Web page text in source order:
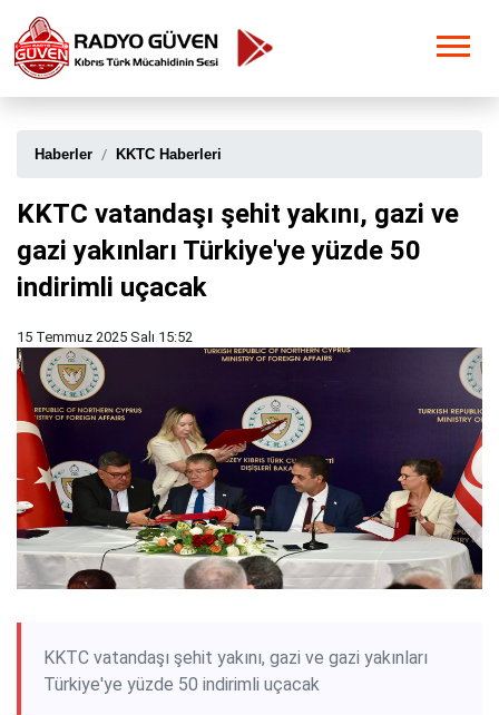
Haberler KKTC Haberleri
KKTC vatandaşı şehit yakını, gazi ve
gazi yakınları Türkiye'ye yüzde 50
indirimli uçacak
15 Temmuz 2025 Salı 15:52
KKTC vatandaşı şehit yakını, gazi ve gazi yakınları
Türkiye'ye yüzde 50 indirimli uçacak